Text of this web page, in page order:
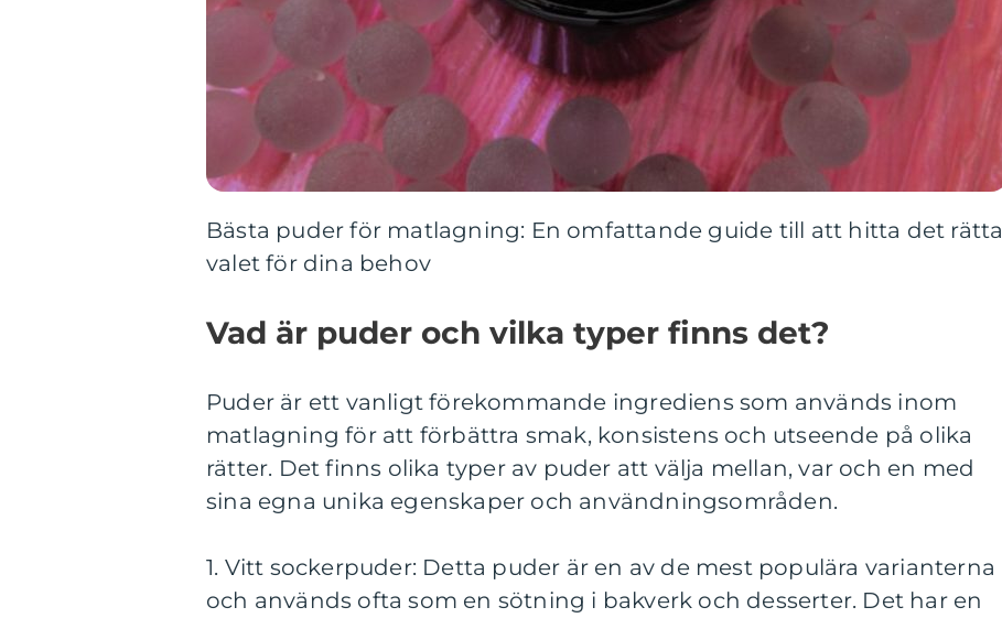
Bästa puder för matlagning: En omfattande guide till att hitta det rätta
valet för dina behov
Vad är puder och vilka typer finns det?
Puder är ett vanligt förekommande ingrediens som används inom
matlagning för att förbättra smak, konsistens och utseende på olika
rätter. Det finns olika typer av puder att välja mellan, var och en med
sina egna unika egenskaper och användningsområden.
1. Vitt sockerpuder: Detta puder är en av de mest populära varianterna
och används ofta som en sötning i bakverk och desserter. Det har en